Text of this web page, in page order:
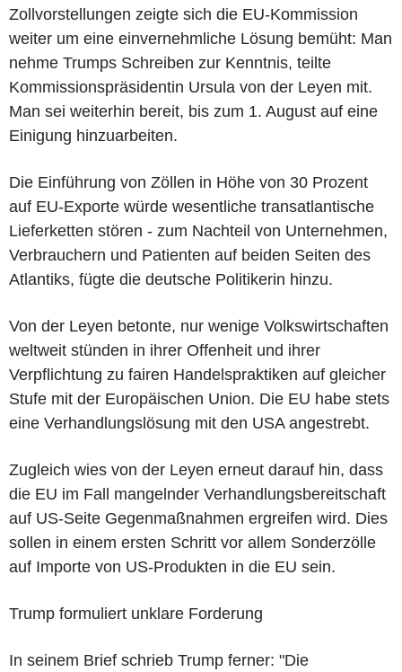
Zollvorstellungen zeigte sich die EU-Kommission
weiter um eine einvernehmliche Lösung bemüht: Man
nehme Trumps Schreiben zur Kenntnis, teilte
Kommissionspräsidentin Ursula von der Leyen mit.
Man sei weiterhin bereit, bis zum 1. August auf eine
Einigung hinzuarbeiten.
Die Einführung von Zöllen in Höhe von 30 Prozent
auf EU-Exporte würde wesentliche transatlantische
Lieferketten stören - zum Nachteil von Unternehmen,
Verbrauchern und Patienten auf beiden Seiten des
Atlantiks, fügte die deutsche Politikerin hinzu.
Von der Leyen betonte, nur wenige Volkswirtschaften
weltweit stünden in ihrer Offenheit und ihrer
Verpflichtung zu fairen Handelspraktiken auf gleicher
Stufe mit der Europäischen Union. Die EU habe stets
eine Verhandlungslösung mit den USA angestrebt.
Zugleich wies von der Leyen erneut darauf hin, dass
die EU im Fall mangelnder Verhandlungsbereitschaft
auf US-Seite Gegenmaßnahmen ergreifen wird. Dies
sollen in einem ersten Schritt vor allem Sonderzölle
auf Importe von US-Produkten in die EU sein.
Trump formuliert unklare Forderung
In seinem Brief schrieb Trump ferner: "Die